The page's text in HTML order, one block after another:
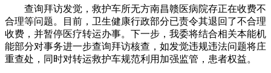
查询拜访发觉，救护车所无方南昌赣医病院存正在收费不
合理等问题。目前，卫生健康行政部分已责令其退回了不合理
收费，并暂停医疗转运办事。下一步，我委将结合相关本能机
能部分对事务进一步查询拜访核查，如发觉违规违法问题将庄
重查处，同时对转运救护车规范利用加强监管，患者权益。